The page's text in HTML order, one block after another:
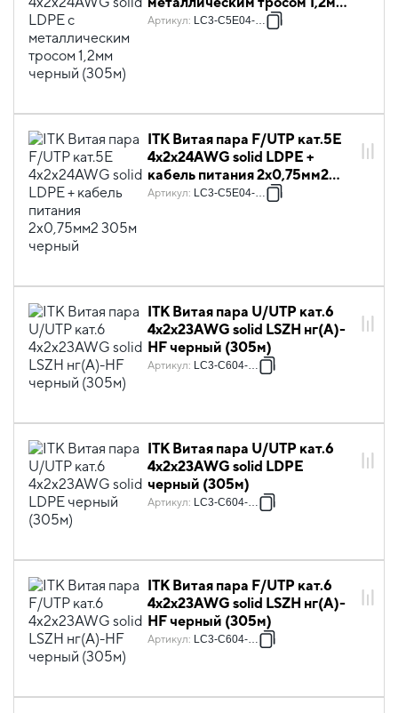
черный (305м)
Артикул: LC3-C5E04-159
ITK Витая пара F/UTP кат.5E
4х2х24AWG solid LDPE +
кабель питания 2х0,75мм2
305м черный
Артикул: LC3-C5E04-379
ITK Витая пара U/UTP кат.6
4х2х23AWG solid LSZH нг(А)-
HF черный (305м)
Артикул: LC3-C604-129
ITK Витая пара U/UTP кат.6
4х2х23AWG solid LDPE
черный (305м)
Артикул: LC3-C604-139
ITK Витая пара F/UTP кат.6
4х2х23AWG solid LSZH нг(А)-
HF черный (305м)
Артикул: LC3-C604-329